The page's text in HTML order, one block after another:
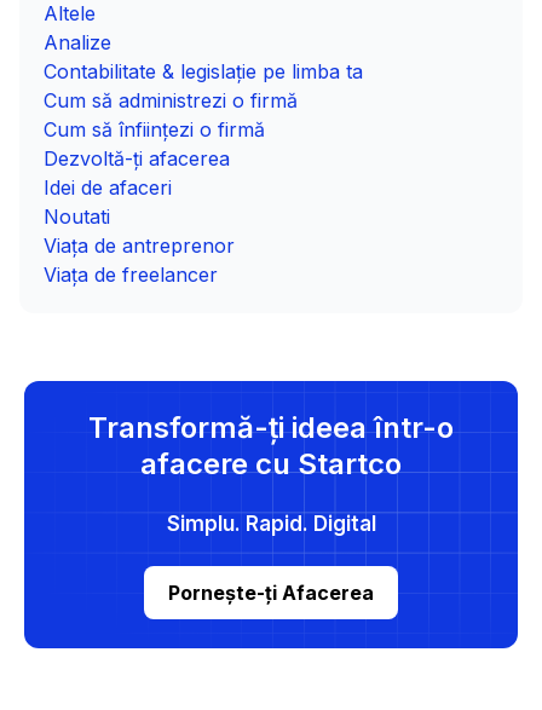
Altele
Analize
Contabilitate & legislație pe limba ta
Cum să administrezi o firmă
Cum să înființezi o firmă
Dezvoltă-ți afacerea
Idei de afaceri
Noutati
Viața de antreprenor
Viața de freelancer
Transformă-ți ideea într-o
afacere cu Startco
Simplu. Rapid. Digital
Pornește-ți Afacerea